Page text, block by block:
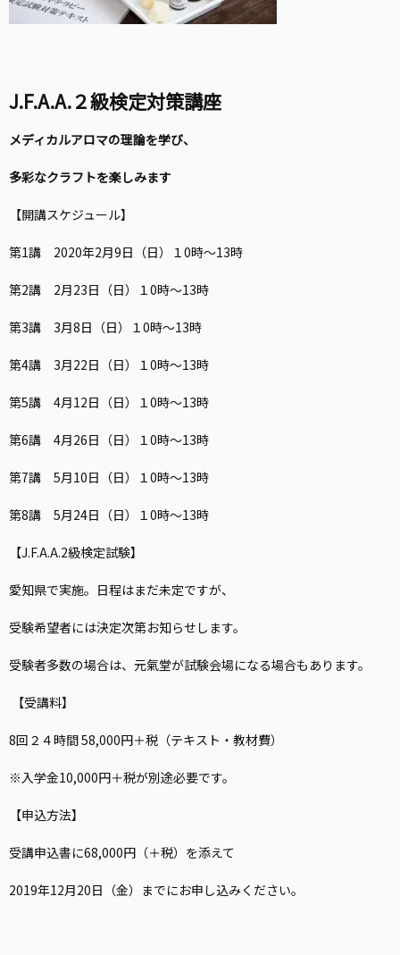
J.F.A.A.２級検定対策講座
メディカルアロマの理論を学び、
多彩なクラフトを楽しみます
【開講スケジュール】
第1講 2020年2月9日（日）１0時〜13時
第2講 2月23日（日）１0時〜13時
第3講 3月8日（日）１0時〜13時
第4講 3月22日（日）１0時〜13時
第5講 4月12日（日）１0時〜13時
第6講 4月26日（日）１0時〜13時
第7講 5月10日（日）１0時〜13時
第8講 5月24日（日）１0時〜13時
【J.F.A.A.2級検定試験】
愛知県で実施。日程はまだ未定ですが、
受験希望者には決定次第お知らせします。
受験者多数の場合は、元氣堂が試験会場になる場合もあります。
【受講料】
8回２４時間 58,000円＋税（テキスト・教材費）
※入学金10,000円＋税が別途必要です。
【申込方法】
受講申込書に68,000円（＋税）を添えて
2019年12月20日（金）までにお申し込みください。